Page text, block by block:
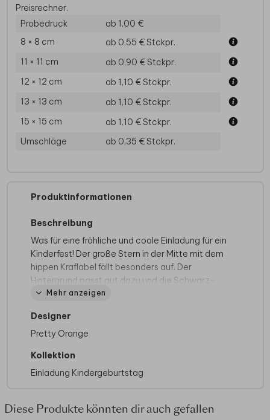
Preisrechner.
Probedruck
ab 1,00 €
8 × 8 cm
ab 0,55 €Stckpr.
11 × 11 cm
ab 0,90 €Stckpr.
12 × 12 cm
ab 1,10 €Stckpr.
13 × 13 cm
ab 1,10 €Stckpr.
15 × 15 cm
ab 1,10 €Stckpr.
Umschläge
ab 0,35 €Stckpr.
Produktinformationen
Beschreibung
Was für eine fröhliche und coole Einladung für ein
Kinderfest! Der große Stern in der Mitte mit dem
hippen Kraflabel fällt besonders auf. Der
Hintergrund passt gut dazu und die Schwarz-
Weiß-Zeichnungen einer Girlande, eines
Sternen runden diese Karte ab. Fügen Sie ein
eigenes Foto im Stern hinzu und
nach Wunsch!
Bei quadratische Karten fällt ggf. ein anderes
Format erhältst du Umschläge in der Größe
Mehr anzeigen
Designer
Pretty Orange
Kollektion
Einladung Kindergeburtstag
Diese Produkte könnten dir auch gefallen